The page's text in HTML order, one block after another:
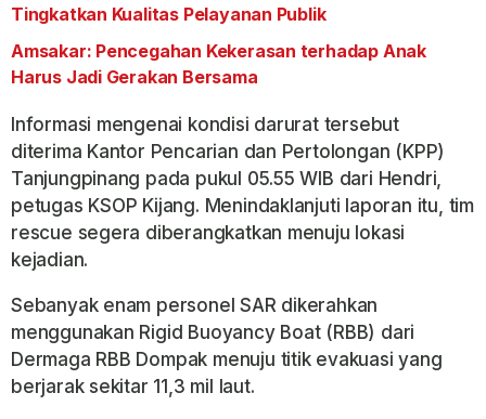
Tingkatkan Kualitas Pelayanan Publik
Amsakar: Pencegahan Kekerasan terhadap Anak
Harus Jadi Gerakan Bersama
Informasi mengenai kondisi darurat tersebut
diterima Kantor Pencarian dan Pertolongan (KPP)
Tanjungpinang pada pukul 05.55 WIB dari Hendri,
petugas KSOP Kijang. Menindaklanjuti laporan itu, tim
rescue segera diberangkatkan menuju lokasi
kejadian.
Sebanyak enam personel SAR dikerahkan
menggunakan Rigid Buoyancy Boat (RBB) dari
Dermaga RBB Dompak menuju titik evakuasi yang
berjarak sekitar 11,3 mil laut.